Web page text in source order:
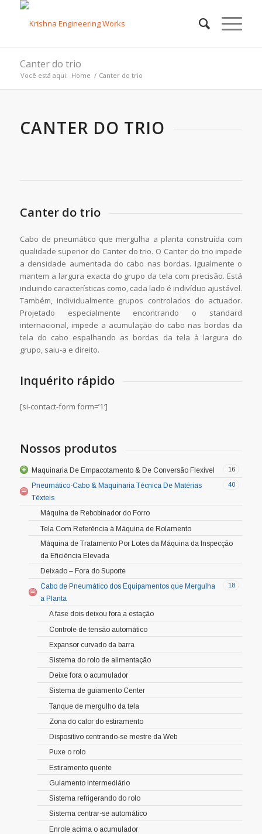
Canter do trio
Você está aqui: Home / Canter do trio
CANTER DO TRIO
Canter do trio
Cabo de pneumático que mergulha a planta construída com
qualidade superior do Canter do trio. O Canter do trio impede
a densidade aumentada do cabo nas bordas. Igualmente o
mantem a largura exacta do grupo da tela com precisão. Está
incluindo características como, cada lado é indivíduo ajustável.
Também, individualmente grupos controlados do actuador.
Projetado especialmente encontrando o standard
internacional, impede a acumulação do cabo nas bordas da
tela do cabo espalhando as bordas da tela à largura do
grupo, saiu-a e direito.
Inquérito rápido
[si-contact-form form=’1′]
Nossos produtos
16
Maquinaria De Empacotamento & De Conversão Flexível
40
Pneumático-Cabo & Maquinaria Técnica De Matérias
Têxteis
Máquina de Rebobinador do Forro
Tela Com Referência à Máquina de Rolamento
Máquina de Tratamento Por Lotes da Máquina da Inspecção
da Eficiência Elevada
Deixado – Fora do Suporte
18
Cabo de Pneumático dos Equipamentos que Mergulha
a Planta
A fase dois deixou fora a estação
Controle de tensão automático
Expansor curvado da barra
Sistema do rolo de alimentação
Deixe fora o acumulador
Sistema de guiamento Center
Tanque de mergulho da tela
Zona do calor do estiramento
Dispositivo centrando-se mestre da Web
Puxe o rolo
Estiramento quente
Guiamento intermediário
Sistema refrigerando do rolo
Sistema centrar-se automático
Enrole acima o acumulador